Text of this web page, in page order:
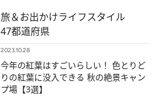
旅＆お出かけライフスタイル
47都道府県
2023.10.28
今年の紅葉はすごいらしい！ 色とりど
りの紅葉に没入できる 秋の絶景キャン
プ場【3選】